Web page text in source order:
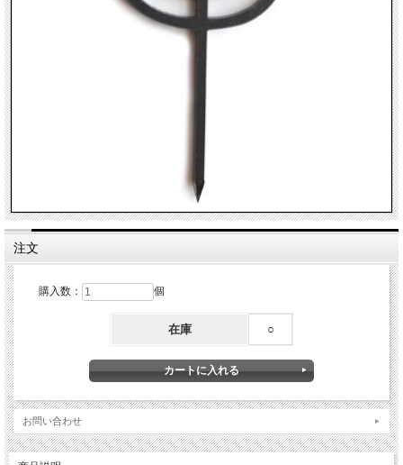
注文
購入数： 個
在庫 ○
お問い合わせ